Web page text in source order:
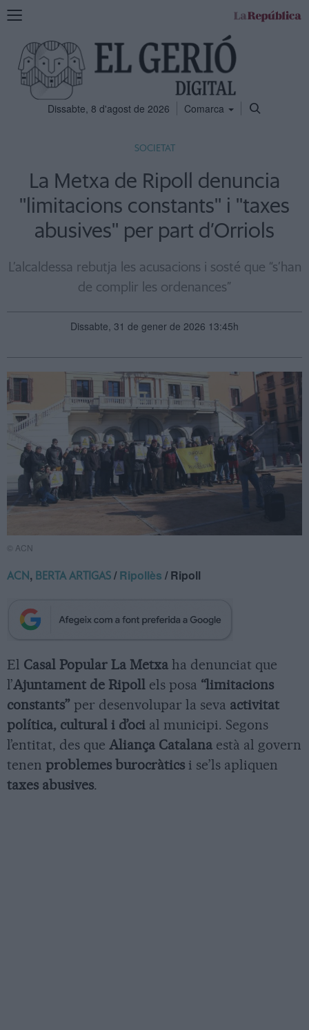
Mostra
navegació
Dissabte, 8 d'agost de 2026 Comarca
SOCIETAT
La Metxa de Ripoll denuncia
''limitacions constants'' i ''taxes
abusives'' per part d’Orriols
L’alcaldessa rebutja les acusacions i sosté que “s’han
de complir les ordenances”
Dissabte, 31 de gener de 2026 13:45h
© ACN
ACN, BERTA ARTIGAS /Ripollès / Ripoll
El Casal Popular La Metxa ha denunciat que
l’Ajuntament de Ripoll els posa “limitacions
constants” per desenvolupar la seva activitat
política, cultural i d’oci al municipi. Segons
l’entitat, des que Aliança Catalana està al govern
tenen problemes burocràtics i se’ls apliquen
taxes abusives.